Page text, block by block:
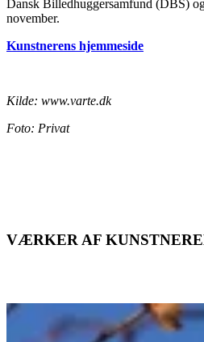
Dansk Billedhuggersamfund (DBS)
november.
Kunstnerens hjemmeside
Kilde: www.varte.dk
Foto: Privat
VÆRKER AF